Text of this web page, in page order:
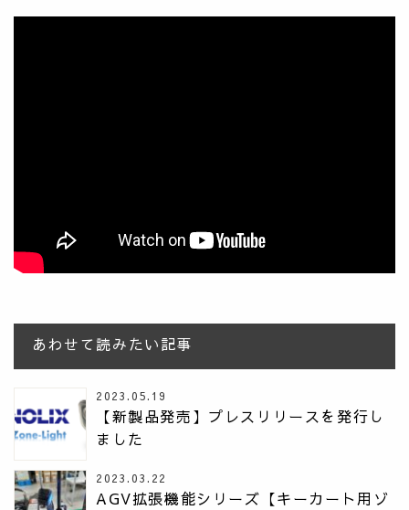
あわせて読みたい記事
2023.05.19
【新製品発売】プレスリリースを発行し
ました
2023.03.22
AGV拡張機能シリーズ【キーカート用ゾ